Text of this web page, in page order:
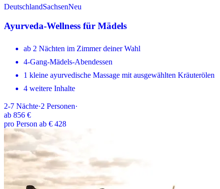
DeutschlandSachsenNeu
Ayurveda-Wellness für Mädels
ab 2 Nächten im Zimmer deiner Wahl
4-Gang-Mädels-Abendessen
1 kleine ayurvedische Massage mit ausgewählten Kräuterölen
4 weitere Inhalte
2-7 Nächte·2 Personen·
ab 856 €
pro Person ab € 428